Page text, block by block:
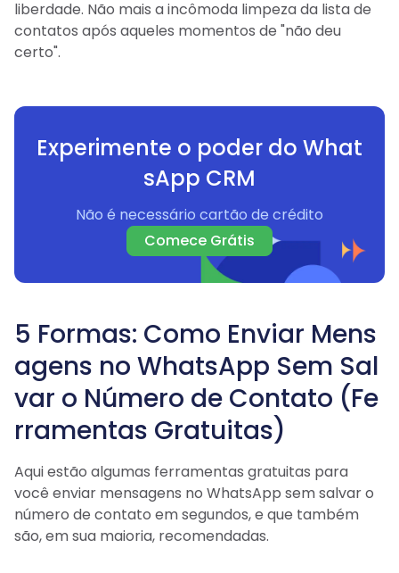
liberdade. Não mais a incômoda limpeza da lista de
contatos após aqueles momentos de "não deu
certo".
Experimente o poder do What
sApp CRM
Não é necessário cartão de crédito
Comece Grátis
5 Formas: Como Enviar Mens
agens no WhatsApp Sem Sal
var o Número de Contato (Fe
rramentas Gratuitas)
Aqui estão algumas ferramentas gratuitas para
você enviar mensagens no WhatsApp sem salvar o
número de contato em segundos, e que também
são, em sua maioria, recomendadas.